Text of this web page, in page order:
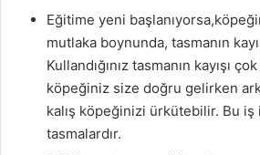
Eğitime yeni
mutlaka boynunda, tasmanın
Kullandığınız tasmanın kayışı
köpeğiniz size doğru gelirken
kalış köpeğinizi ürkütebilir. Bu
tasmalardır.